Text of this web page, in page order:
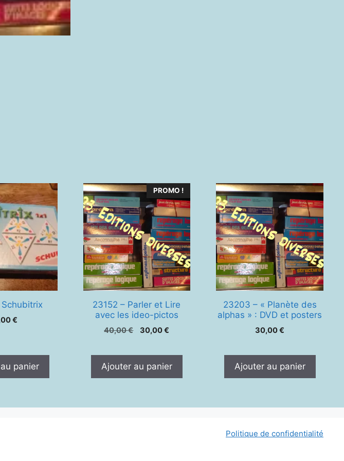
€
panier
PROMO !
23152 – Parler et Lire
avec les ideo-pictos
40,00€
Le
était :
40,00 €.
30,00€
est :
Ajouter au panier
23203 – « Planète des
alphas » : DVD et posters
30,00€
Ajouter au panier
Politique de confidentialité